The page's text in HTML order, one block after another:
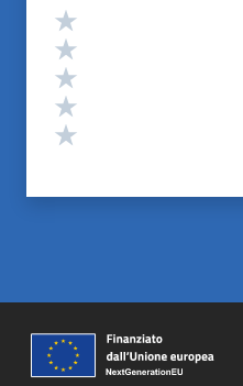
Valutazione